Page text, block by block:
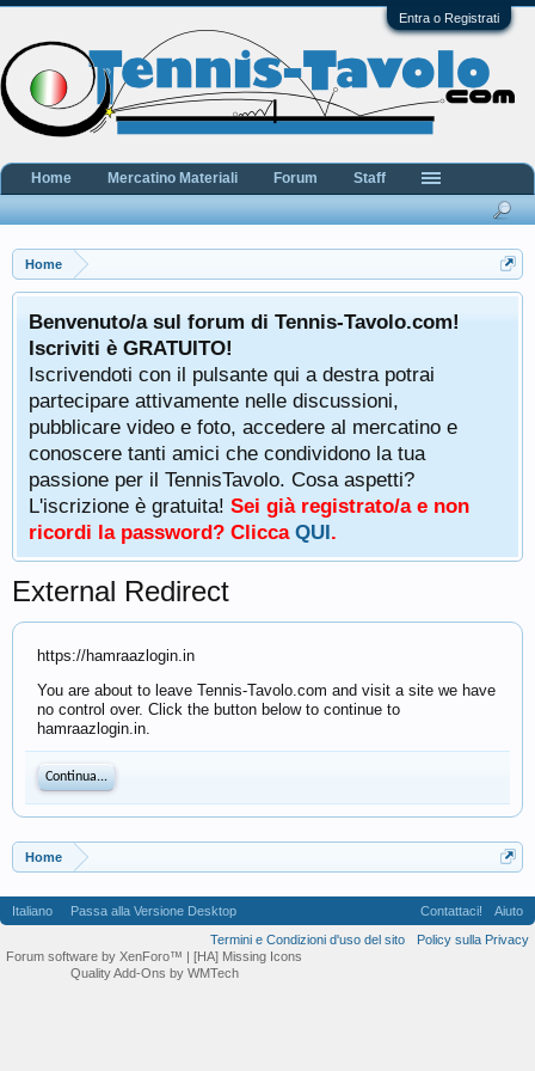
Entra o Registrati
Home
Benvenuto/a sul forum di Tennis-Tavolo.com!
Iscriviti è GRATUITO!
Iscrivendoti con il pulsante qui a destra potrai
partecipare attivamente nelle discussioni,
pubblicare video e foto, accedere al mercatino e
conoscere tanti amici che condividono la tua
passione per il TennisTavolo. Cosa aspetti?
L'iscrizione è gratuita! Sei già registrato/a e non
ricordi la password? Clicca QUI.
External Redirect
https://hamraazlogin.in
You are about to leave Tennis-Tavolo.com and visit a site we have
no control over. Click the button below to continue to
hamraazlogin.in.
Continua...
Home
Home Mercatino Materiali Forum Staff
Italiano Passa alla Versione Desktop Contattaci!
Aiuto
Termini e Condizioni d'uso del sito
Policy sulla Privacy
Forum software by XenForo™ | [HA] Missing Icons
Quality Add-Ons by WMTech